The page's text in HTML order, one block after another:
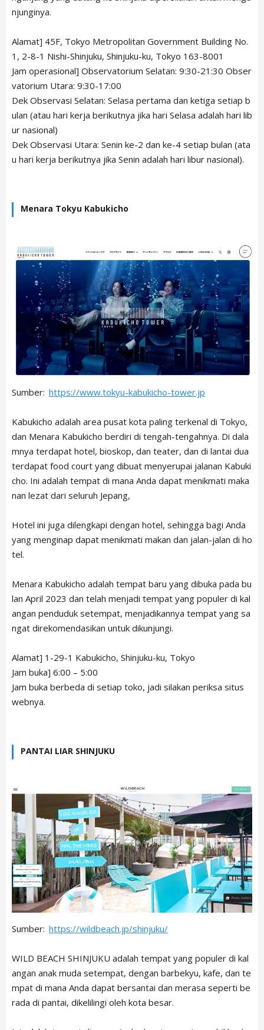
njunginya.
Alamat] 45F, Tokyo Metropolitan Government Building No.
1, 2-8-1 Nishi-Shinjuku, Shinjuku-ku, Tokyo 163-8001
Jam operasional] Observatorium Selatan: 9:30-21:30 Obser
vatorium Utara: 9:30-17:00
Dek Observasi Selatan: Selasa pertama dan ketiga setiap b
ulan (atau hari kerja berikutnya jika hari Selasa adalah hari lib
ur nasional)
Dek Observasi Utara: Senin ke-2 dan ke-4 setiap bulan (ata
u hari kerja berikutnya jika Senin adalah hari libur nasional).
Menara Tokyu Kabukicho
Sumber: https://www.tokyu-kabukicho-tower.jp
Kabukicho adalah area pusat kota paling terkenal di Tokyo,
dan Menara Kabukicho berdiri di tengah-tengahnya. Di dala
mnya terdapat hotel, bioskop, dan teater, dan di lantai dua
terdapat food court yang dibuat menyerupai jalanan Kabuki
cho. Ini adalah tempat di mana Anda dapat menikmati maka
nan lezat dari seluruh Jepang,
Hotel ini juga dilengkapi dengan hotel, sehingga bagi Anda
yang menginap dapat menikmati makan dan jalan-jalan di ho
tel.
Menara Kabukicho adalah tempat baru yang dibuka pada bu
lan April 2023 dan telah menjadi tempat yang populer di kal
angan penduduk setempat, menjadikannya tempat yang sa
ngat direkomendasikan untuk dikunjungi.
Alamat] 1-29-1 Kabukicho, Shinjuku-ku, Tokyo
Jam buka] 6:00 – 5:00
Jam buka berbeda di setiap toko, jadi silakan periksa situs
webnya.
PANTAI LIAR SHINJUKU
Sumber: https://wildbeach.jp/shinjuku/
WILD BEACH SHINJUKU adalah tempat yang populer di kal
angan anak muda setempat, dengan barbekyu, kafe, dan te
mpat di mana Anda dapat bersantai dan merasa seperti be
rada di pantai, dikelilingi oleh kota besar.
日本語
中文简体
Español
Indonesian
Português
Français
ARTICLE LIST
LIVING
NEWS
TRAVEL